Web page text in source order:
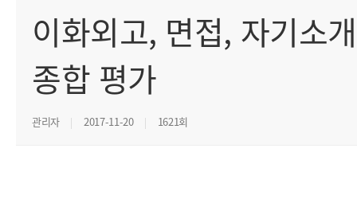
이화외고, 면접, 자기소
종합 평가
관리자 2017-11-20 1621회